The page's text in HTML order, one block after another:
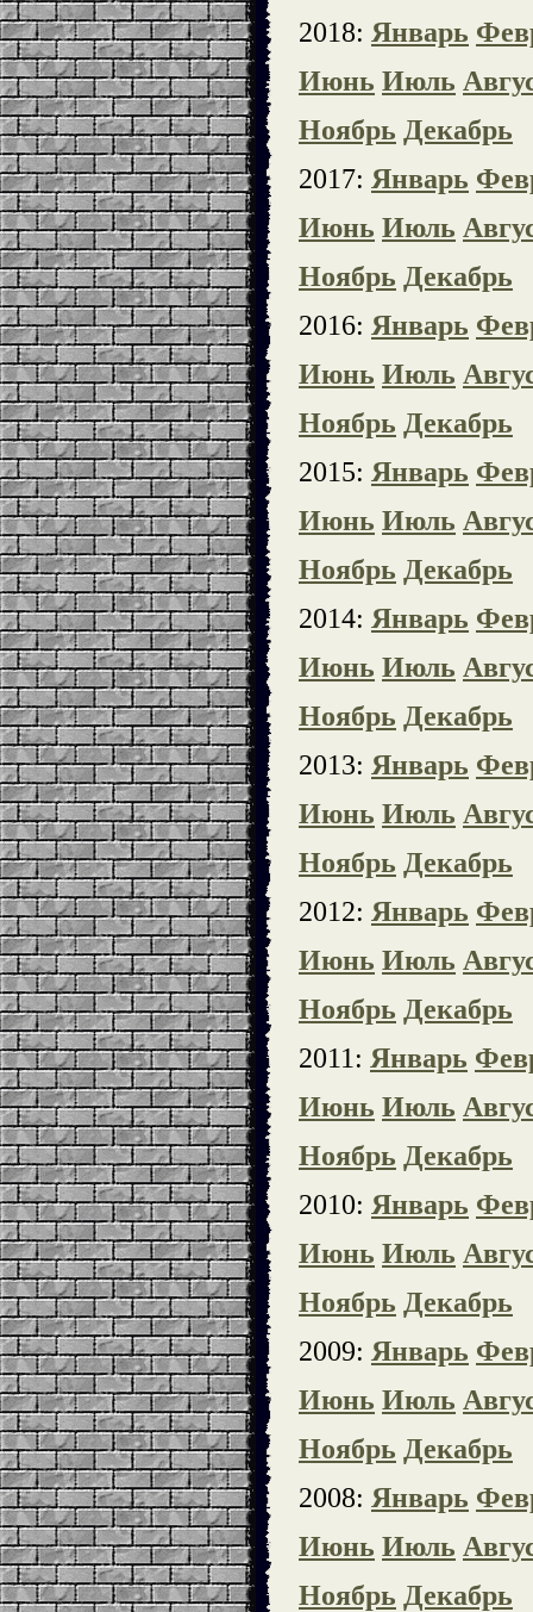
2018: Январь
Июнь Июль
Ноябрь Декабрь
2017: Январь
Июнь Июль
Ноябрь Декабрь
2016: Январь
Июнь Июль
Ноябрь Декабрь
2015: Январь
Июнь Июль
Ноябрь Декабрь
2014: Январь
Июнь Июль
Ноябрь Декабрь
2013: Январь
Июнь Июль
Ноябрь Декабрь
2012: Январь
Июнь Июль
Ноябрь Декабрь
2011: Январь
Июнь Июль
Ноябрь Декабрь
2010: Январь
Июнь Июль
Ноябрь Декабрь
2009: Январь
Июнь Июль
Ноябрь Декабрь
2008: Январь
Июнь Июль
Ноябрь Декабрь